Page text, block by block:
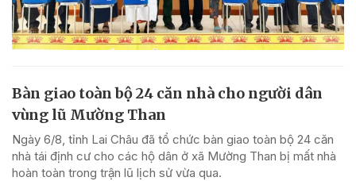
Bàn giao toàn bộ 24 căn nhà cho người dân
vùng lũ Mường Than
Ngày 6/8, tỉnh Lai Châu đã tổ chức bàn giao toàn bộ 24 căn
nhà tái định cư cho các hộ dân ở xã Mường Than bị mất nhà
hoàn toàn trong trận lũ lịch sử vừa qua.